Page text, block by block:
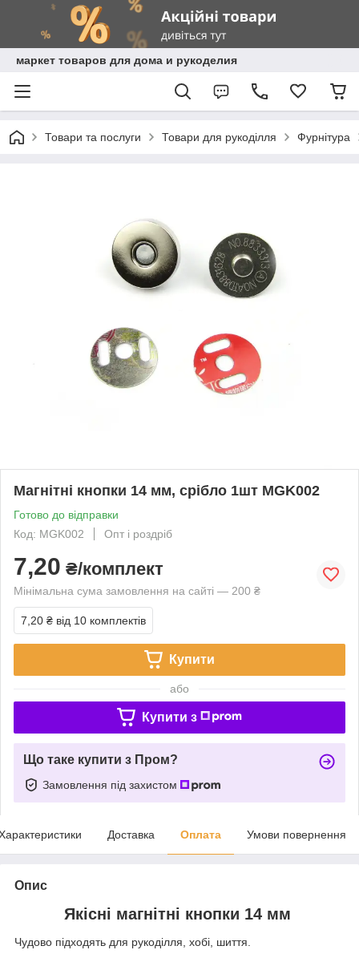
маркет товаров для дома и рукоделия
Товари та послуги Товари для рукоділля Фурнітура
Магнітні кнопки 14 мм, срібло 1шт MGK002
Готово до відправки
Код: MGK002
Опт і роздріб
7,20 ₴/комплект
Мінімальна сума замовлення на сайті — 200 ₴
7,20 ₴ від 10 комплектів
Купити
або
Купити з
Що таке купити з Пром?
Замовлення під захистом
Доставка Оплата Умови повернення
Опис
Якісні магнітні кнопки 14 мм
Чудово підходять для рукоділля, хобі, шиття.